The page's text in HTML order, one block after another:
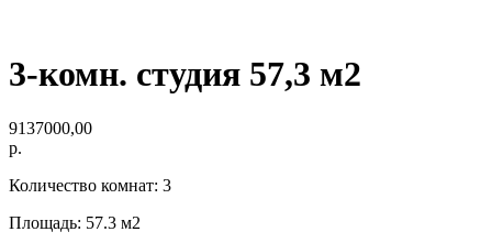
3-комн. студия 57,3 м2
9137000,00
р.
Количество комнат: 3
Площадь: 57.3 м2